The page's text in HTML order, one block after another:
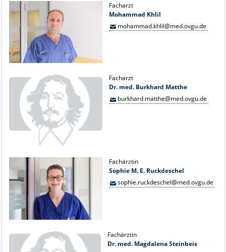
Facharzt
Mohammad Khlil
mohammad.khlil@med.ovgu.de
Facharzt
Dr. med. Burkhard Matthe
burkhard.matthe@med.ovgu.de
Fachärztin
Sophie M. E. Ruckdeschel
sophie.ruckdeschel@med.ovgu.de
Fachärztin
Dr. med. Magdalena Steinbeis